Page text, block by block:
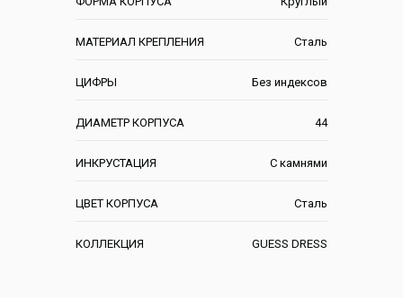
МАТЕРИАЛ КРЕПЛЕНИЯ Сталь
ЦИФРЫ Без индексов
ДИАМЕТР КОРПУСА 44
ИНКРУСТАЦИЯ С камнями
ЦВЕТ КОРПУСА Сталь
КОЛЛЕКЦИЯ GUESS DRESS